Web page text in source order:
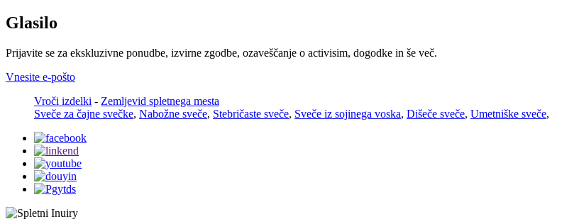
Glasilo
Prijavite se za ekskluzivne ponudbe, izvirne zgodbe, ozaveščanje o activisim, dogodke in še več.
Vnesite e-pošto
Vroči izdelki - Zemljevid spletnega mesta
Sveče za čajne svečke, Nabožne sveče, Stebričaste sveče, Sveče iz sojinega voska, Dišeče sveče, Umetniške sveče,